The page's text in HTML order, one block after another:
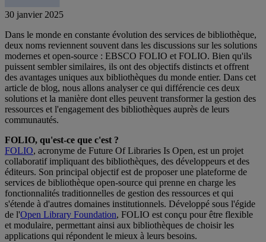
30 janvier 2025
Dans le monde en constante évolution des services de bibliothèque,
deux noms reviennent souvent dans les discussions sur les solutions
modernes et open-source : EBSCO FOLIO et FOLIO. Bien qu'ils
puissent sembler similaires, ils ont des objectifs distincts et offrent
des avantages uniques aux bibliothèques du monde entier. Dans cet
article de blog, nous allons analyser ce qui différencie ces deux
solutions et la manière dont elles peuvent transformer la gestion des
ressources et l'engagement des bibliothèques auprès de leurs
communautés.
FOLIO, qu'est-ce que c'est ?
FOLIO, acronyme de Future Of Libraries Is Open, est un projet
collaboratif impliquant des bibliothèques, des développeurs et des
éditeurs. Son principal objectif est de proposer une plateforme de
services de bibliothèque open-source qui prenne en charge les
fonctionnalités traditionnelles de gestion des ressources et qui
s'étende à d'autres domaines institutionnels. Développé sous l'égide
de l'Open Library Foundation, FOLIO est conçu pour être flexible
et modulaire, permettant ainsi aux bibliothèques de choisir les
applications qui répondent le mieux à leurs besoins.